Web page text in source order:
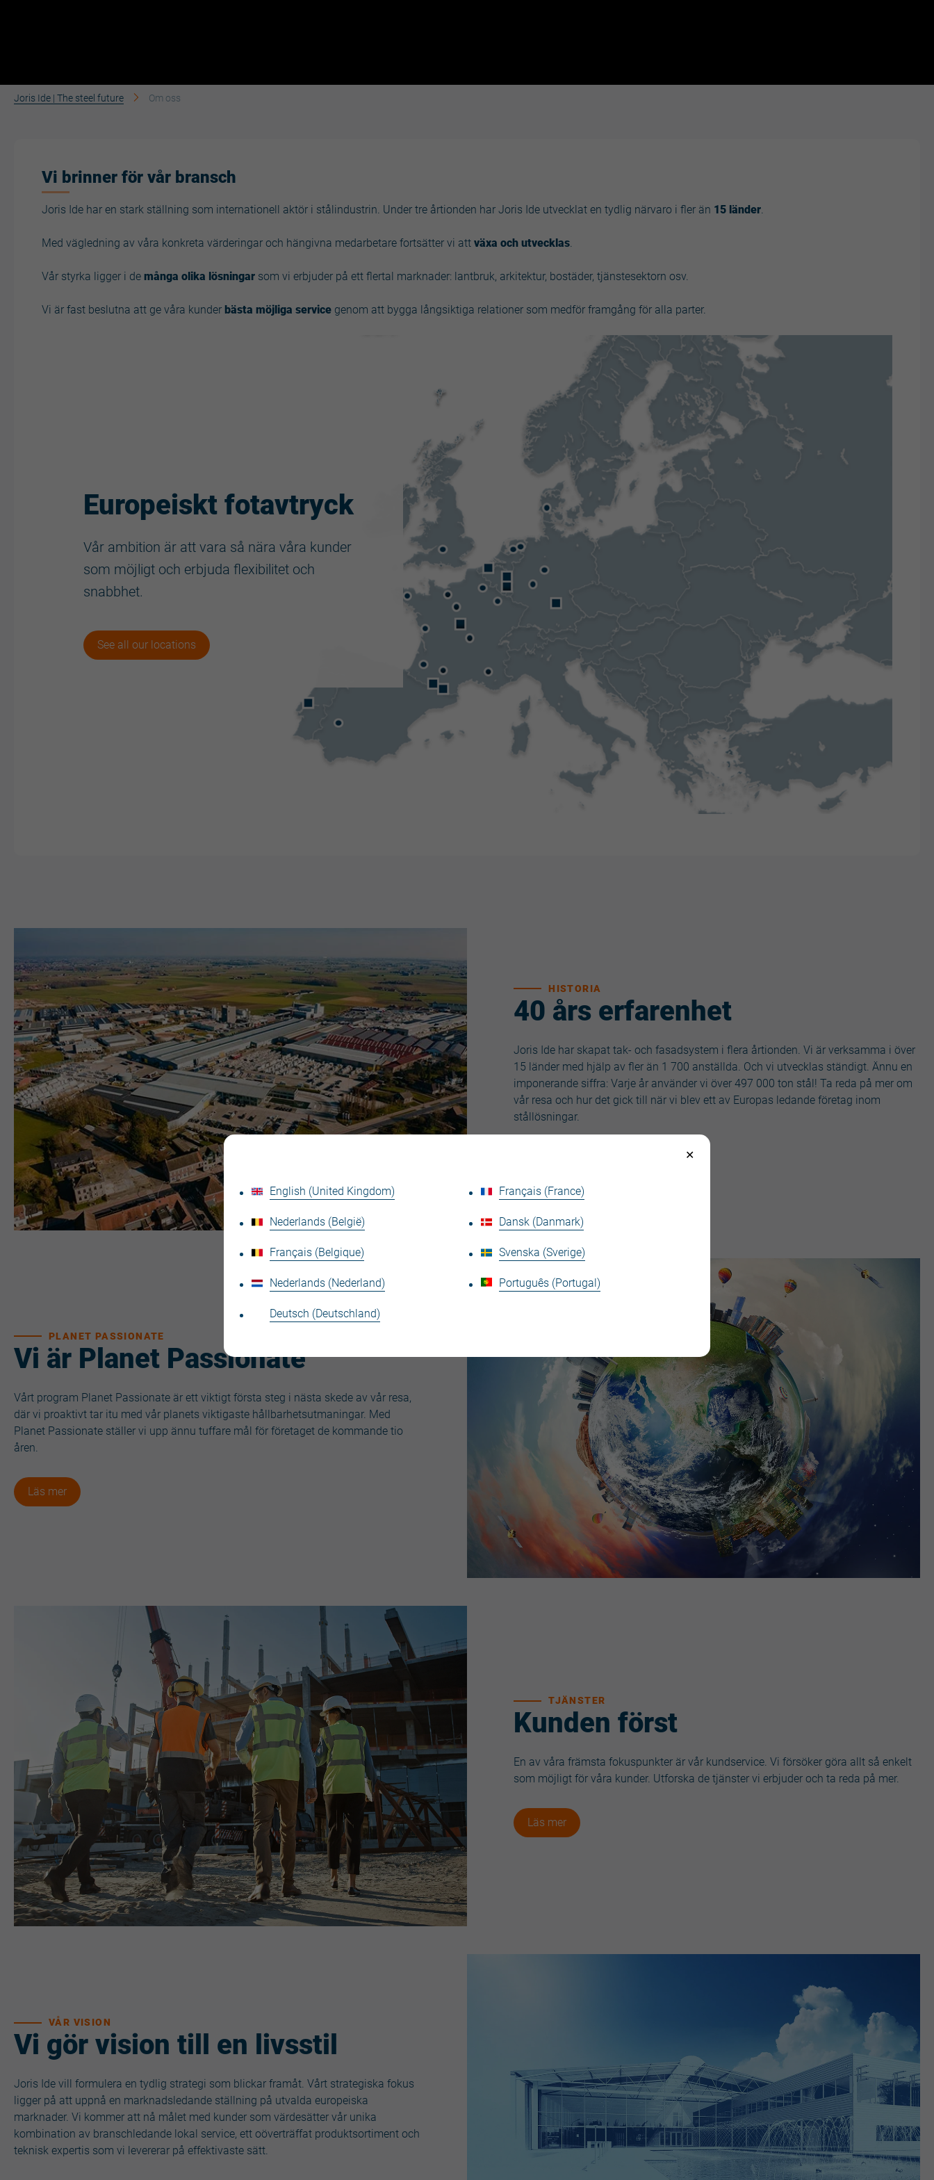
English (United Kingdom)
Nederlands (België)
Français (Belgique)
Nederlands (Nederland)
Deutsch (Deutschland)
Français (France)
Dansk (Danmark)
Svenska (Sverige)
Português (Portugal)
Joris Ide | The steel future Om oss
Vi brinner för vår bransch
Joris Ide har en stark ställning som internationell aktör i stålindustrin. Under tre årtionden har Joris Ide utvecklat en tydlig närvaro i fler än 15 länder.
Med vägledning av våra konkreta värderingar och hängivna medarbetare fortsätter vi att växa och utvecklas.
Vår styrka ligger i de många olika lösningar som vi erbjuder på ett flertal marknader: lantbruk, arkitektur, bostäder, tjänstesektorn osv.
Vi är fast beslutna att ge våra kunder bästa möjliga service genom att bygga långsiktiga relationer som medför framgång för alla parter.
Europeiskt fotavtryck
Vår ambition är att vara så nära våra kunder
som möjligt och erbjuda flexibilitet och
snabbhet.
See all our locations
40 års erfarenhet
HISTORIA
Joris Ide har skapat tak- och fasadsystem i flera årtionden. Vi är verksamma i över
15 länder med hjälp av fler än 1 700 anställda. Och vi utvecklas ständigt. Ännu en
imponerande siffra: Varje år använder vi över 497 000 ton stål! Ta reda på mer om
vår resa och hur det gick till när vi blev ett av Europas ledande företag inom
stållösningar.
Vi är Planet Passionate
PLANET PASSIONATE
Vårt program Planet Passionate är ett viktigt första steg i nästa skede av vår resa,
där vi proaktivt tar itu med vår planets viktigaste hållbarhetsutmaningar. Med
Planet Passionate ställer vi upp ännu tuffare mål för företaget de kommande tio
åren.
Läs mer
Kunden först
TJÄNSTER
En av våra främsta fokuspunkter är vår kundservice. Vi försöker göra allt så enkelt
som möjligt för våra kunder. Utforska de tjänster vi erbjuder och ta reda på mer.
Läs mer
Vi gör vision till en livsstil
VÅR VISION
Joris Ide vill formulera en tydlig strategi som blickar framåt. Vårt strategiska fokus
ligger på att uppnå en marknadsledande ställning på utvalda europeiska
marknader. Vi kommer att nå målet med kunder som värdesätter vår unika
kombination av branschledande lokal service, ett oöverträffat produktsortiment och
teknisk expertis som vi levererar på effektivaste sätt.